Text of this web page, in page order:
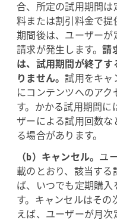
合、所定の試用期間は
料または割引料金で提
期間後は、ユーザーが
請求が発生します。請
は、試用期間が終了
りません。試用をキャ
にコンテンツへのア
す。かかる試用期間に
ザーによる試用回数な
る場合があります。
（b）キャンセル。 ユ
載のとおり、該当する
ば、いつでも定期購
す。キャンセルはその
えば、ユーザーが月次